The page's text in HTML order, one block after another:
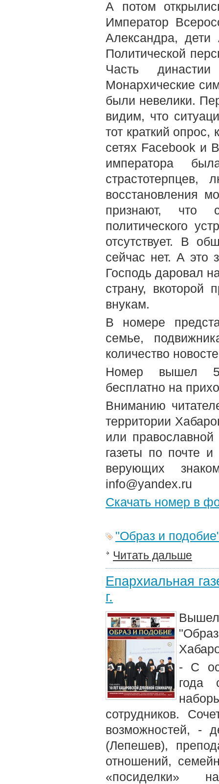
А потом
Император
Александра,
Политической
Часть
Монархические
были невелики.
видим, что
тот краткий
сетях Facebook и
императора
страстотерпцев,
восстановления
признают, что
политического
отсутствует. В
сейчас нет. А это
Господь даровал
страну,
внукам.
В номере
семье,
количество
Номер вышел 5-
бесплатно на
Вниманию
территории
или
газеты по почте и
верующих
info@yandex.ru
Скачать номер в
"Образ и
Читать дальше
Епархиальная
г.
Вышел
- С
года
сотрудников.
возможностей, -
(Лепешев),
отношений,
«посиделки»